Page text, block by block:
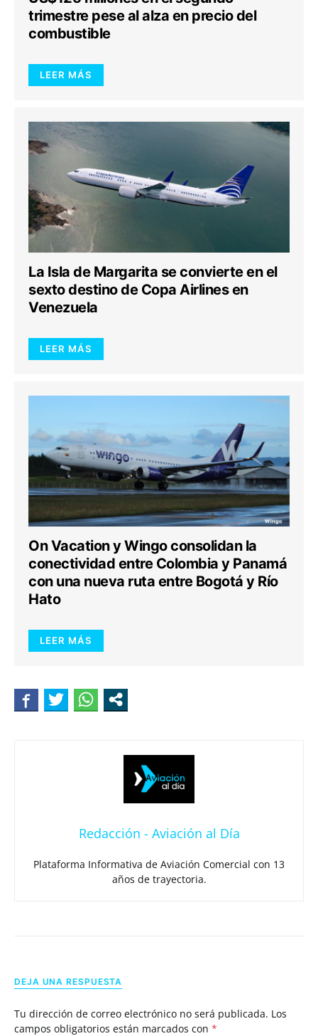
trimestre pese al alza en precio del
combustible
LEER MÁS
La Isla de Margarita se convierte en el
sexto destino de Copa Airlines en
Venezuela
LEER MÁS
On Vacation y Wingo consolidan la
conectividad entre Colombia y Panamá
con una nueva ruta entre Bogotá y Río
Hato
LEER MÁS
Redacción - Aviación al Día
Plataforma Informativa de Aviación Comercial con 13
años de trayectoria.
DEJA UNA RESPUESTA
Tu dirección de correo electrónico no será publicada. Los
campos obligatorios están marcados con *